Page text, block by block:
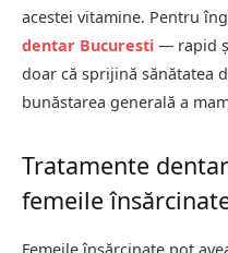
acestei vitamine. Pentru
dentar Bucuresti — rapid
doar că sprijină sănătatea
bunăstarea generală a
Tratamente
femeile